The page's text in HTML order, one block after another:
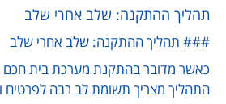
תהליך ההתקנה: שלב אחרי שלב
### תהליך ההתקנה: שלב אחרי שלב
כאשר מדובר בהתקנת מערכת בית חכם
התהליך מצריך תשומת לב רבה לפרטים